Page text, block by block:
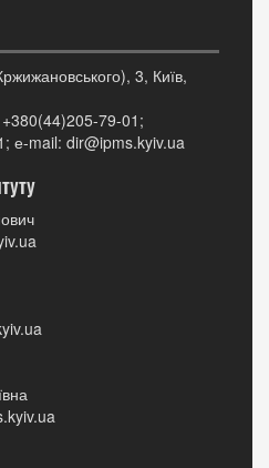
3, Київ,
79-01;
е-mail: dir@ipms.kyiv.ua